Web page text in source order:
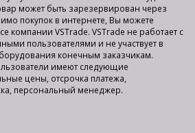
может быть зарезервирован через
покупок в интернете, Вы можете
компании VSTrade. VSTrade не работает с
пользователями и не участвует в
конечным заказчикам.
имеют следующие
цены, отсрочка платежа,
персональный менеджер.